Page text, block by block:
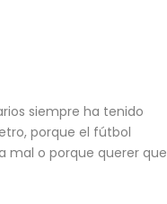
siempre ha tenido
porque el fútbol
mal o porque querer que